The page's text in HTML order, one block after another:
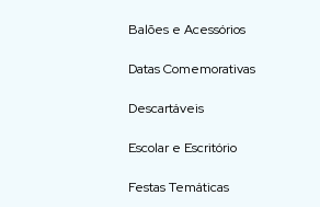
Balões e Acessórios
Datas Comemorativas
Descartáveis
Escolar e Escritório
Festas Temáticas